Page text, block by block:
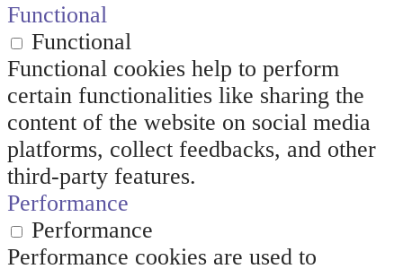
Functional
Functional
Functional cookies help to perform
certain functionalities like sharing the
content of the website on social media
platforms, collect feedbacks, and other
third-party features.
Performance
Performance
Performance cookies are used to